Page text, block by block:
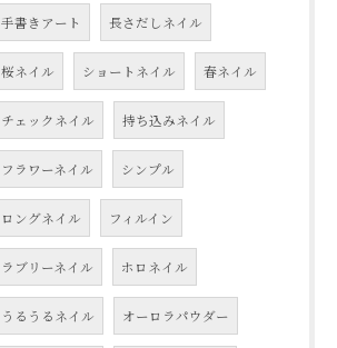
手書きアート 長さだしネイル
桜ネイル ショートネイル 春ネイル
チェックネイル 持ち込みネイル
フラワーネイル シンプル
ロングネイル フィルイン
ラブリーネイル ホロネイル
うるうるネイル オーロラパウダー